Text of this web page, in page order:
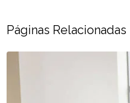
Páginas Relacionadas